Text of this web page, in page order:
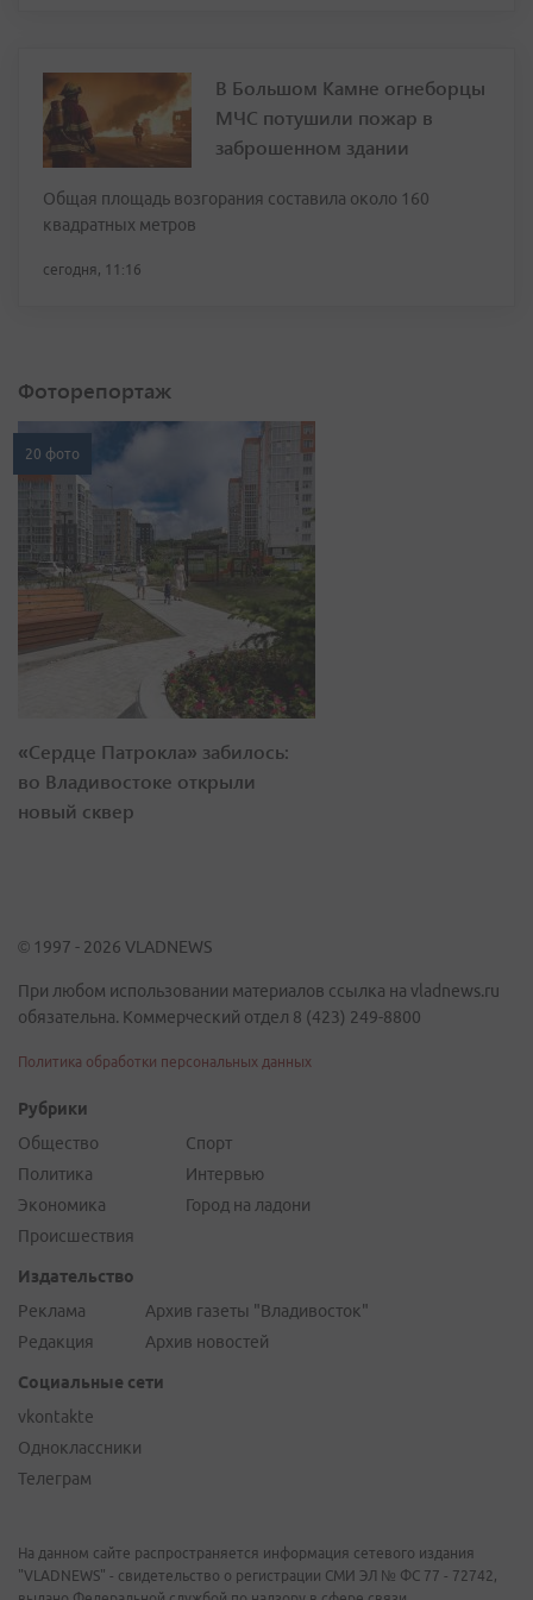
В Большом Камне огнеборцы
МЧС потушили пожар в
заброшенном здании
Общая площадь возгорания составила около 160
квадратных метров
сегодня, 11:16
Фоторепортаж
20 фото
«Сердце Патрокла» забилось:
во Владивостоке открыли
новый сквер
© 1997 - 2026 VLADNEWS
При любом использовании материалов ссылка на vladnews.ru
обязательна. Коммерческий отдел 8 (423) 249-8800
Политика обработки персональных данных
Рубрики
Общество
Политика
Экономика
Происшествия
Спорт
Интервью
Город на ладони
Издательство
Реклама
Редакция
Архив газеты "Владивосток"
Архив новостей
Социальные сети
vkontakte
Одноклассники
Телеграм
На данном сайте распространяется информация сетевого издания
"VLADNEWS" - свидетельство о регистрации СМИ ЭЛ № ФС 77 - 72742,